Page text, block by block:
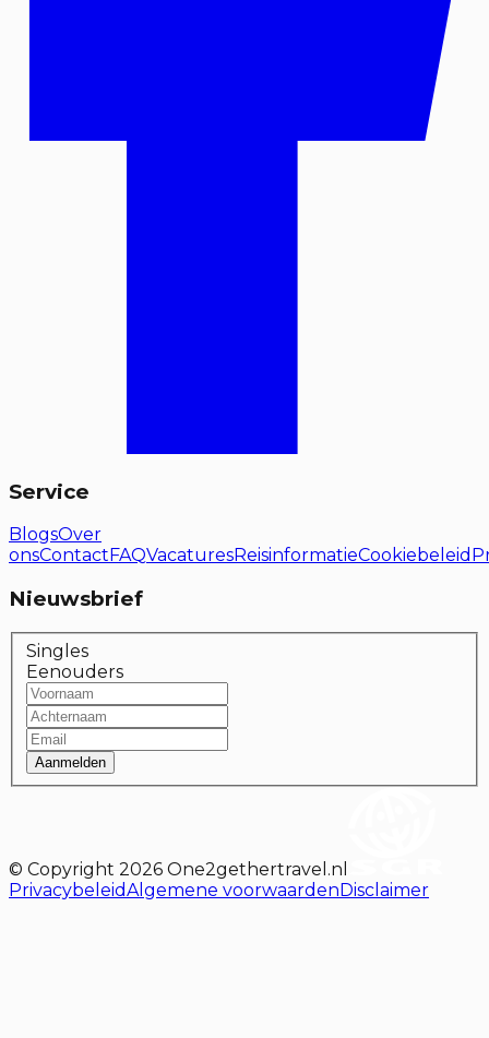
Service
BlogsOver
onsContact FAQVacaturesReisinformatieCookiebeleid
Nieuwsbrief
Singles
Eenouders
Aanmelden
© Copyright 2026 One2gethertravel.nl
PrivacybeleidAlgemene voorwaardenDisclaimer